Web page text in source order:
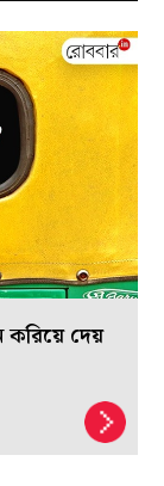
করিয়ে দেয়